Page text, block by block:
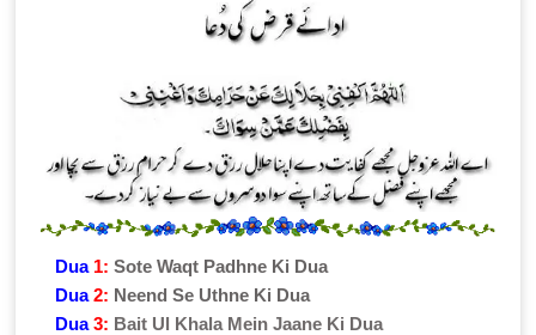
Dua 1: Sote Waqt Padhne Ki Dua
Dua 2: Neend Se Uthne Ki Dua
Dua 3: Bait Ul Khala Mein Jaane Ki Dua